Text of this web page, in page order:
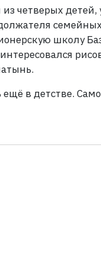
четверых детей,
школу
ещё в детстве.